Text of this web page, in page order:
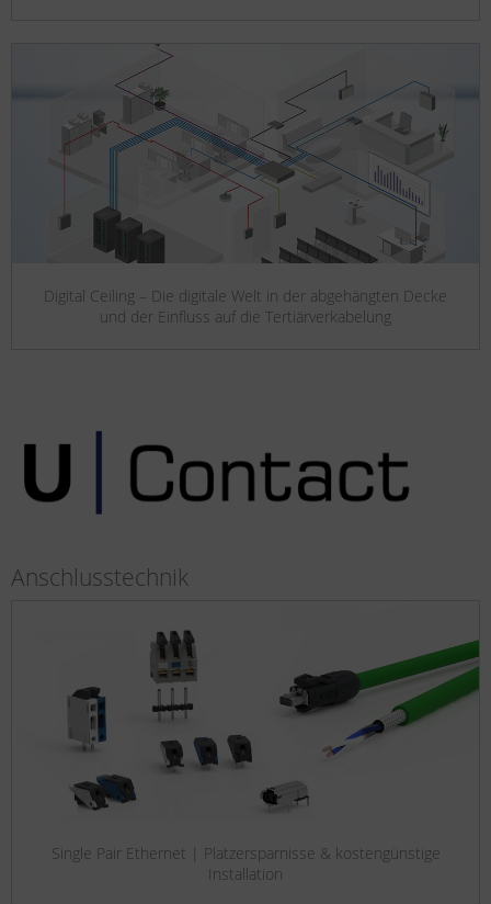
Digital Ceiling – Die digitale Welt in der abgehängten Decke
und der Einfluss auf die Tertiärverkabelung
Anschlusstechnik
Single Pair Ethernet | Platzersparnisse & kostengünstige
Installation